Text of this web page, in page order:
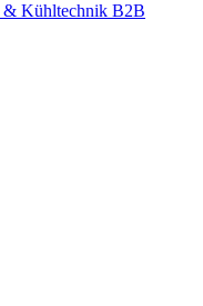
& Kühltechnik B2B